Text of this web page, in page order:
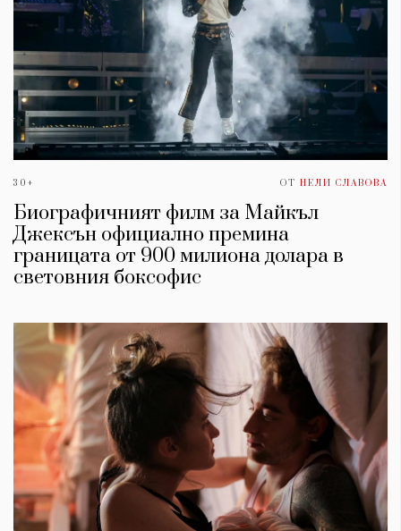
30+ ОТ НЕЛИ СЛАВОВА
Биографичният филм за Майкъл
Джексън официално премина
границата от 900 милиона долара в
световния боксофис